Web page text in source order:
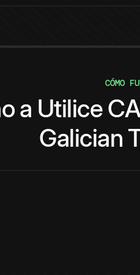
CÓMO
a Utilice
Galician